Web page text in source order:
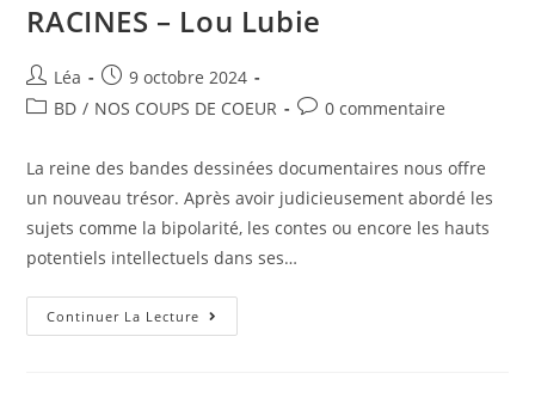
RACINES – Lou Lubie
Léa
9 octobre 2024
BD / NOS COUPS DE COEUR 0 commentaire
La reine des bandes dessinées documentaires nous offre
un nouveau trésor. Après avoir judicieusement abordé les
sujets comme la bipolarité, les contes ou encore les hauts
potentiels intellectuels dans ses…
Continuer La Lecture